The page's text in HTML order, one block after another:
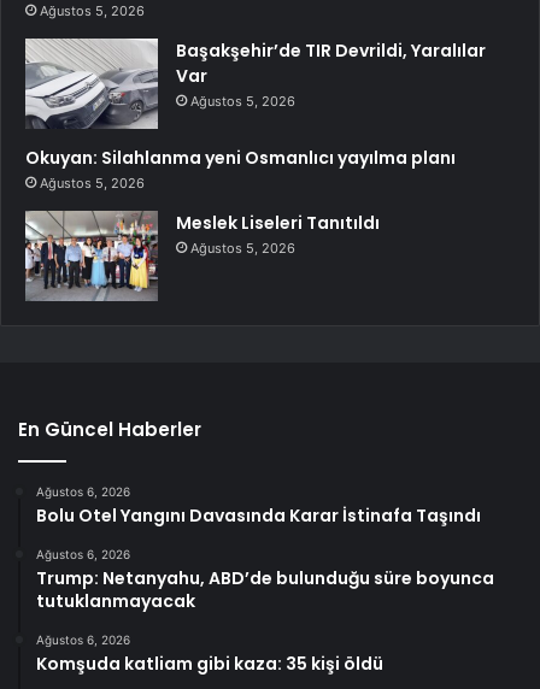
Ağustos 5, 2026
Başakşehir’de TIR Devrildi, Yaralılar
Var
Ağustos 5, 2026
Okuyan: Silahlanma yeni Osmanlıcı yayılma planı
Ağustos 5, 2026
Meslek Liseleri Tanıtıldı
Ağustos 5, 2026
En Güncel Haberler
Ağustos 6, 2026
Bolu Otel Yangını Davasında Karar İstinafa Taşındı
Ağustos 6, 2026
Trump: Netanyahu, ABD’de bulunduğu süre boyunca
tutuklanmayacak
Ağustos 6, 2026
Komşuda katliam gibi kaza: 35 kişi öldü